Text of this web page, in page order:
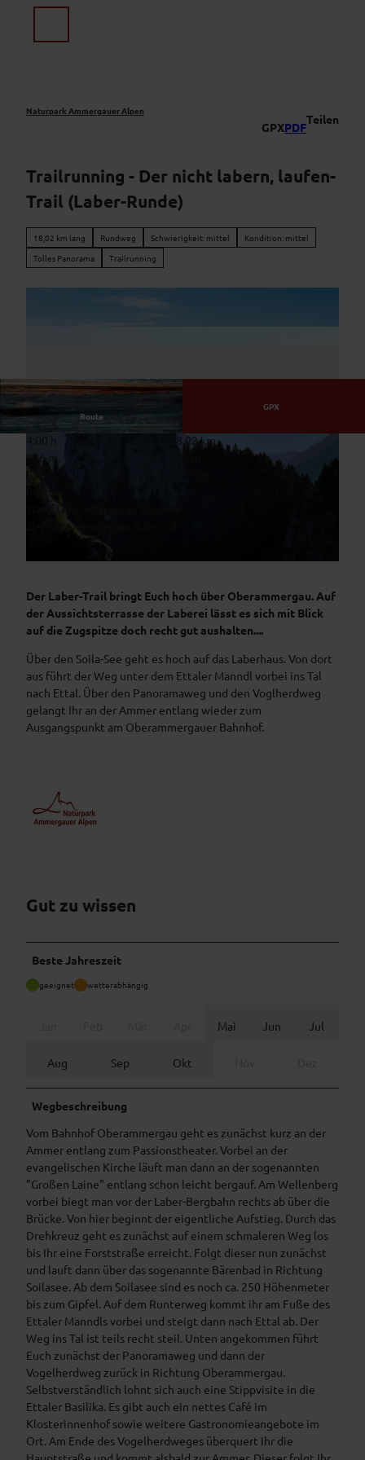
Naturpark Ammergauer Alpen
GPXPDF
Teilen
Trailrunning - Der nicht labern, laufen-
Trail (Laber-Runde)
18,02 km lang Rundweg Schwierigkeit: mittel
Kondition: mittel
Tolles Panorama
Trailrunning
Route
GPX
4:00 h
18,02 km
886 m
886 m
833 m
Ziel: Oberammergau Bahnhof
Der Laber-Trail bringt Euch hoch über Oberammergau. Auf
der Aussichtsterrasse der Laberei lässt es sich mit Blick
auf die Zugspitze doch recht gut aushalten....
Über den Soila-See geht es hoch auf das Laberhaus. Von dort
aus führt der Weg unter dem Ettaler Manndl vorbei ins Tal
nach Ettal. Über den Panoramaweg und den Voglherdweg
gelangt Ihr an der Ammer entlang wieder zum
Ausgangspunkt am Oberammergauer Bahnhof.
Gut zu wissen
Beste Jahreszeit
geeignet wetterabhängig
Mai Jun Jul
Aug Sep Okt
Wegbeschreibung
Vom Bahnhof Oberammergau geht es zunächst kurz an der
Ammer entlang zum Passionstheater. Vorbei an der
evangelischen Kirche läuft man dann an der sogenannten
"Großen Laine" entlang schon leicht bergauf. Am Wellenberg
vorbei biegt man vor der Laber-Bergbahn rechts ab über die
Brücke. Von hier beginnt der eigentliche Aufstieg. Durch das
Drehkreuz geht es zunächst auf einem schmaleren Weg los
bis Ihr eine Forststraße erreicht. Folgt dieser nun zunächst
und lauft dann über das sogenannte Bärenbad in Richtung
Soilasee. Ab dem Soilasee sind es noch ca. 250 Höhenmeter
bis zum Gipfel. Auf dem Runterweg kommt ihr am Fuße des
Ettaler Manndls vorbei und steigt dann nach Ettal ab. Der
Weg ins Tal ist teils recht steil. Unten angekommen führt
Euch zunächst der Panoramaweg und dann der
Vogelherdweg zurück in Richtung Oberammergau.
Selbstverständlich lohnt sich auch eine Stippvisite in die
Ettaler Basilika. Es gibt auch ein nettes Café im
Klosterinnenhof sowie weitere Gastronomieangebote im
Ort. Am Ende des Vogelherdweges überquert Ihr die